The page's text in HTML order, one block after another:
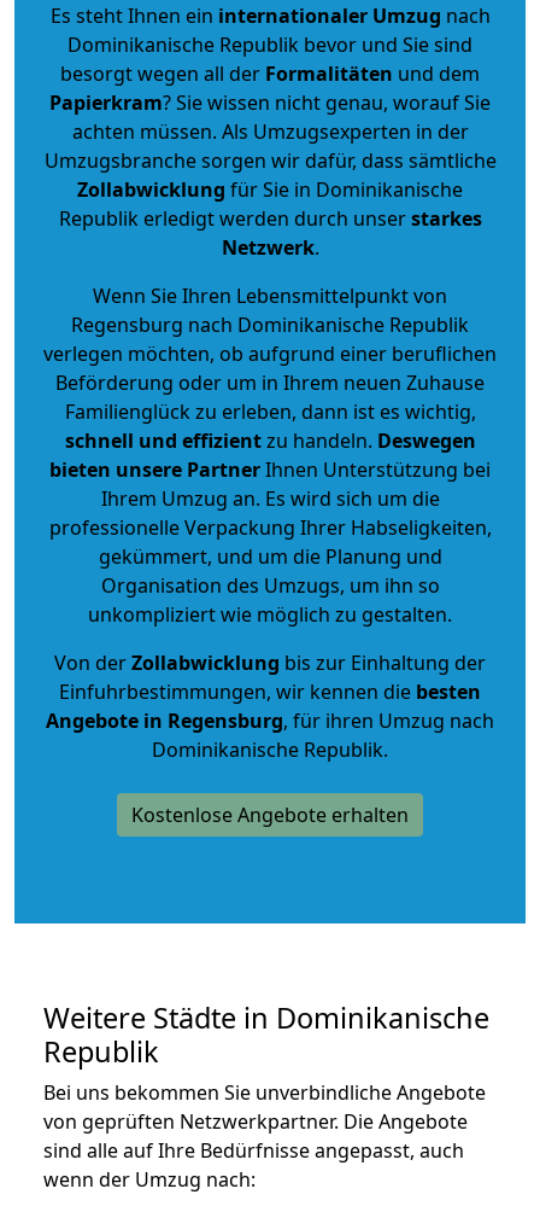
Es steht Ihnen ein internationaler Umzug nach
Dominikanische Republik bevor und Sie sind
besorgt wegen all der Formalitäten und dem
Papierkram? Sie wissen nicht genau, worauf Sie
achten müssen. Als Umzugsexperten in der
Umzugsbranche sorgen wir dafür, dass sämtliche
Zollabwicklung für Sie in Dominikanische
Republik erledigt werden durch unserstarkes
Netzwerk.
Wenn Sie Ihren Lebensmittelpunkt von
Regensburg nach Dominikanische Republik
verlegen möchten, ob aufgrund einer beruflichen
Beförderung oder um in Ihrem neuen Zuhause
Familienglück zu erleben, dann ist es wichtig,
schnell und effizientzu handeln. Deswegen
bieten unsere PartnerIhnen Unterstützung bei
Ihrem Umzug an. Es wird sich um die
professionelle Verpackung Ihrer Habseligkeiten,
gekümmert, und um die Planung und
Organisation des Umzugs, um ihn so
unkompliziert wie möglich zu gestalten.
Von derZollabwicklung bis zur Einhaltung der
Einfuhrbestimmungen, wir kennen die besten
Angebote in Regensburg, für ihren Umzug nach
Dominikanische Republik.
Kostenlose Angebote erhalten
Weitere Städte in Dominikanische
Republik
Bei uns bekommen Sie unverbindliche Angebote
von geprüften Netzwerkpartner. Die Angebote
sind alle auf Ihre Bedürfnisse angepasst, auch
wenn der Umzug nach: